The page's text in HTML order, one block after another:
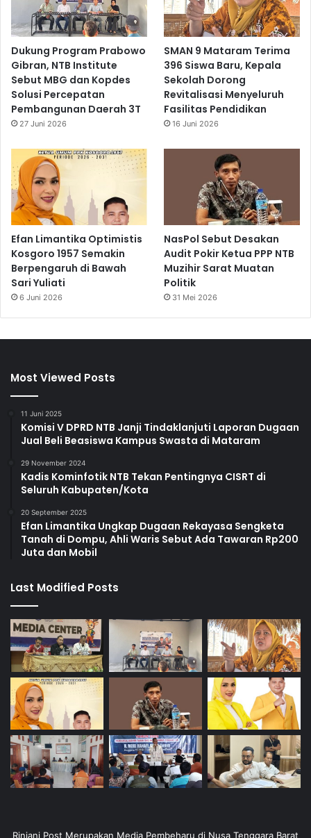
Dukung Program Prabowo
Gibran, NTB Institute
Sebut MBG dan Kopdes
Solusi Percepatan
Pembangunan Daerah 3T
27 Juni 2026
SMAN 9 Mataram Terima
396 Siswa Baru, Kepala
Sekolah Dorong
Revitalisasi Menyeluruh
Fasilitas Pendidikan
16 Juni 2026
Efan Limantika Optimistis
Kosgoro 1957 Semakin
Berpengaruh di Bawah
Sari Yuliati
6 Juni 2026
NasPol Sebut Desakan
Audit Pokir Ketua PPP NTB
Muzihir Sarat Muatan
Politik
31 Mei 2026
Most Viewed Posts
11 Juni 2025
Komisi V DPRD NTB Janji Tindaklanjuti Laporan Dugaan
Jual Beli Beasiswa Kampus Swasta di Mataram
29 November 2024
Kadis Kominfotik NTB Tekan Pentingnya CISRT di
Seluruh Kabupaten/Kota
20 September 2025
Efan Limantika Ungkap Dugaan Rekayasa Sengketa
Tanah di Dompu, Ahli Waris Sebut Ada Tawaran Rp200
Juta dan Mobil
Last Modified Posts
Rinjani Post Merupakan Media Pembeharu di Nusa Tenggara Barat